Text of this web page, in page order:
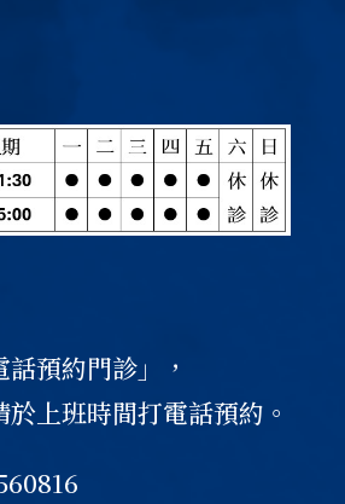
預約門診」，
上班時間打電話預約。